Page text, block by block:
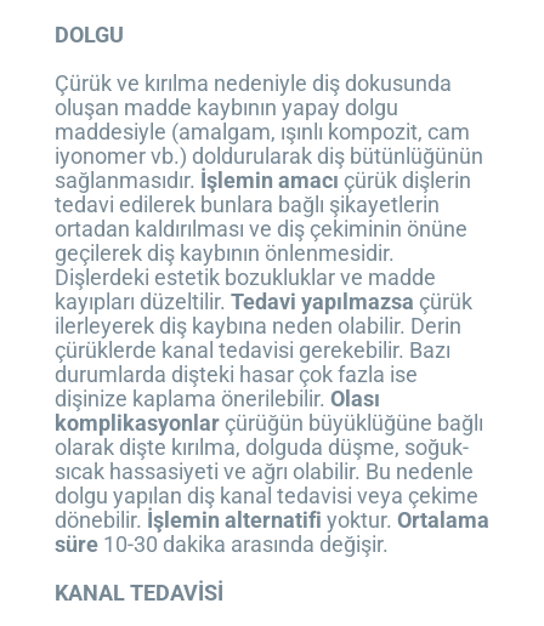
DOLGU
Çürük ve kırılma nedeniyle diş dokusunda
oluşan madde kaybının yapay dolgu
maddesiyle (amalgam, ışınlı kompozit, cam
iyonomer vb.) doldurularak diş bütünlüğünün
sağlanmasıdır. İşlemin amacı çürük dişlerin
tedavi edilerek bunlara bağlı şikayetlerin
ortadan kaldırılması ve diş çekiminin önüne
geçilerek diş kaybının önlenmesidir.
Dişlerdeki estetik bozukluklar ve madde
kayıpları düzeltilir. Tedavi yapılmazsa çürük
ilerleyerek diş kaybına neden olabilir. Derin
çürüklerde kanal tedavisi gerekebilir. Bazı
durumlarda dişteki hasar çok fazla ise
dişinize kaplama önerilebilir. Olası
komplikasyonlarçürüğün büyüklüğüne bağlı
olarak dişte kırılma, dolguda düşme, soğuk-
sıcak hassasiyeti ve ağrı olabilir. Bu nedenle
dolgu yapılan diş kanal tedavisi veya çekime
dönebilir. İşlemin alternatifi yoktur. Ortalama
süre10-30 dakika arasında değişir.
KANAL TEDAVİSİ